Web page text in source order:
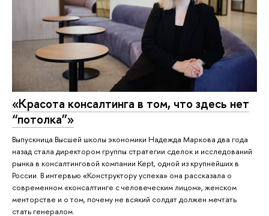
«Красота консалтинга в том, что здесь нет
“потолка”»
Выпускница Высшей школы экономики Надежда Маркова два года
назад стала директором группы стратегии сделок и исследований
рынка в консалтинговой компании Kept, одной из крупнейших в
России. В интервью «Конструктору успеха» она рассказала о
современном «консалтинге с человеческим лицом», женском
менторстве и о том, почему не всякий солдат должен мечтать
стать генералом.